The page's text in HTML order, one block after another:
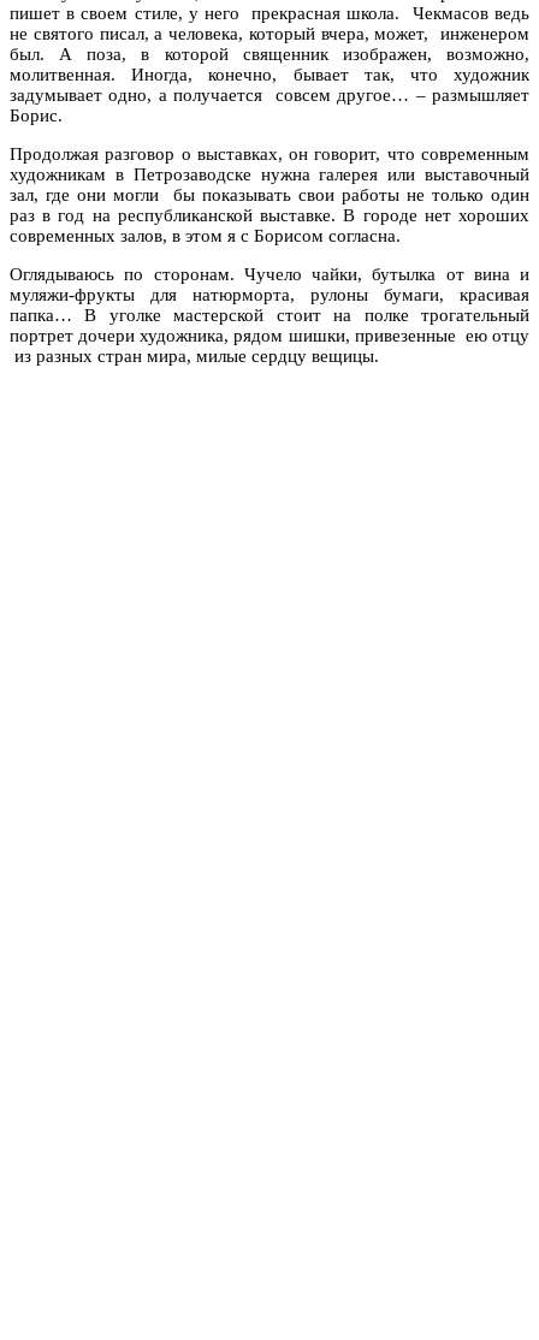
пишет в своем стиле, у него прекрасная школа. Чекмасов ведь
не святого писал, а человека, который вчера, может, инженером
был. А поза, в которой священник изображен, возможно,
молитвенная. Иногда, конечно, бывает так, что художник
задумывает одно, а получается совсем другое… – размышляет
Борис.
Продолжая разговор о выставках, он говорит, что современным
художникам в Петрозаводске нужна галерея или выставочный
зал, где они могли бы показывать свои работы не только один
раз в год на республиканской выставке. В городе нет хороших
современных залов, в этом я с Борисом согласна.
Оглядываюсь по сторонам. Чучело чайки, бутылка от вина и
муляжи-фрукты для натюрморта, рулоны бумаги, красивая
папка… В уголке мастерской стоит на полке трогательный
портрет дочери художника, рядом шишки, привезенные ею отцу
из разных стран мира, милые сердцу вещицы.